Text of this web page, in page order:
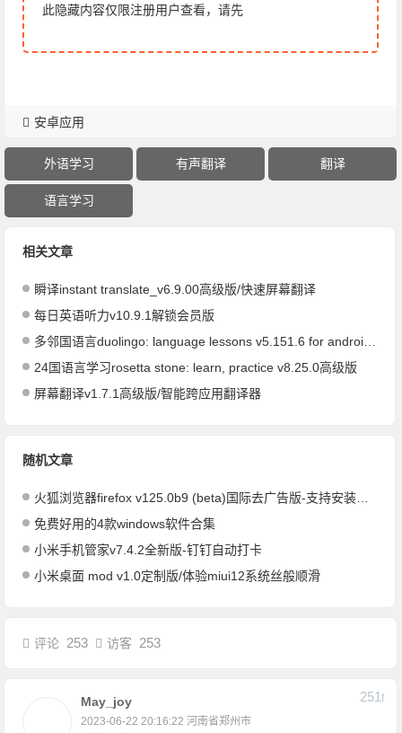
此隐藏内容仅限注册用户查看，请先
安卓应用
外语学习 有声翻译 翻译
语言学习
相关文章
瞬译instant translate_v6.9.00高级版/快速屏幕翻译
每日英语听力v10.9.1解锁会员版
多邻国语言duolingo: language lessons v5.151.6 for android解锁付费版
24国语言学习rosetta stone: learn, practice v8.25.0高级版
屏幕翻译v1.7.1高级版/智能跨应用翻译器
随机文章
火狐浏览器firefox v125.0b9 (beta)国际去广告版-支持安装插件
免费好用的4款windows软件合集
小米手机管家v7.4.2全新版-钉钉自动打卡
小米桌面 mod v1.0定制版/体验miui12系统丝般顺滑
评论 253 访客 253
May_joy
2023-06-22 20:16:22 河南省郑州市
251F